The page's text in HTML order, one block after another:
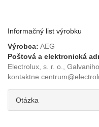
Informačný list výrobku
Výrobca: AEG
Poštová a elektronická
Electrolux, s. r. o.,
Otázka